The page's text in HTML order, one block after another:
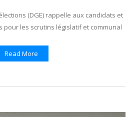
(DGE) rappelle aux candidats et
pour les scrutins législatif et communal
Read More